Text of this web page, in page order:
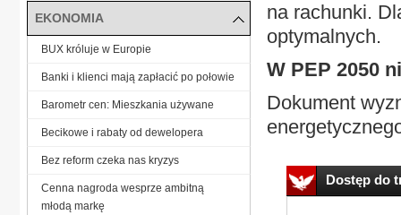
na rachunki.
optymalnych.
W PEP 2050
Dokument
Dostęp do
EKONOMIA
BUX króluje w Europie
Banki i klienci mają zapłacić po połowie
Barometr cen: Mieszkania używane
Becikowe i rabaty od dewelopera
Bez reform czeka nas kryzys
Cenna nagroda wesprze ambitną
młodą markę